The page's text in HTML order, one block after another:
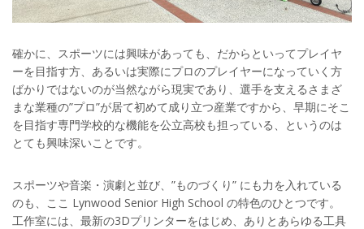
確かに、スポーツには興味があっても、だからといってプレイヤ
ーを目指す方、あるいは実際にプロのプレイヤーになっていく方
ばかりではないのが当然ながら現実であり、選手を支えるさまざ
まな業種の”プロ”が居て初めて成り立つ産業ですから、早期にそこ
を目指す専門学校的な機能を公立高校も担っている、というのは
とても興味深いことです。
スポーツや音楽・演劇と並び、”ものづくり” にも力を入れている
のも、ここ Lynwood Senior High School の特色のひとつです。
工作室には、最新の3Dプリンターをはじめ、ありとあらゆる工具